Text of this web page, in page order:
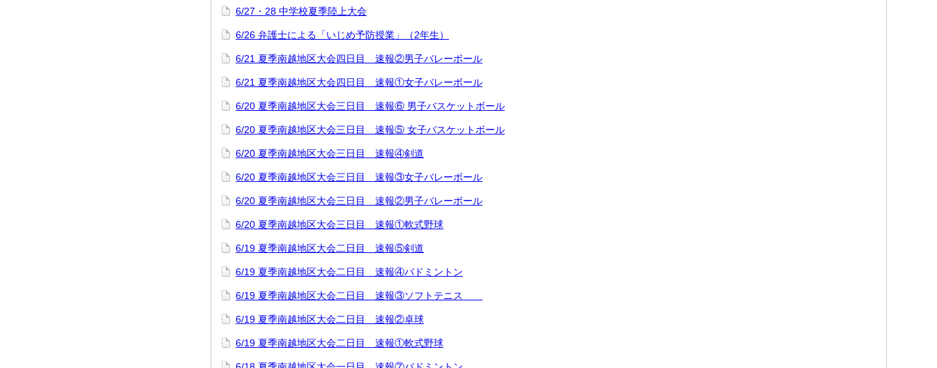
6/27・28 中学校夏季陸上大会
6/26 弁護士による「いじめ予防授業」（2年生）
6/21 夏季南越地区大会四日目 速報②男子バレーボール
6/21 夏季南越地区大会四日目 速報①女子バレーボール
6/20 夏季南越地区大会三日目 速報⑥ 男子バスケットボール
6/20 夏季南越地区大会三日目 速報⑤ 女子バスケットボール
6/20 夏季南越地区大会三日目 速報④剣道
6/20 夏季南越地区大会三日目 速報③女子バレーボール
6/20 夏季南越地区大会三日目 速報②男子バレーボール
6/20 夏季南越地区大会三日目 速報①軟式野球
6/19 夏季南越地区大会二日目 速報⑤剣道
6/19 夏季南越地区大会二日目 速報④バドミントン
6/19 夏季南越地区大会二日目 速報③ソフトテニス
6/19 夏季南越地区大会二日目 速報②卓球
6/19 夏季南越地区大会二日目 速報①軟式野球